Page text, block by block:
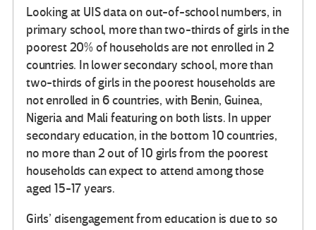
Looking at UIS data on out-of-school numbers, in
primary school, more than two-thirds of girls in the
poorest 20% of households are not enrolled in 2
countries. In lower secondary school, more than
two-thirds of girls in the poorest households are
not enrolled in 6 countries, with Benin, Guinea,
Nigeria and Mali featuring on both lists. In upper
secondary education, in the bottom 10 countries,
no more than 2 out of 10 girls from the poorest
households can expect to attend among those
aged 15-17 years.
Girls’ disengagement from education is due to so